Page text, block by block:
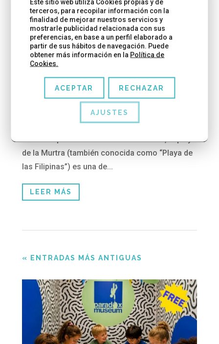
LA PLAYA DE LA MURTRA DE VILADECANS (LAS
FILIPINAS), PERFECTA PARA IR CON NIÑOS
Se acerca el fin de semana y nos apetece ir a la
playa en familia. En Viladecans, a dos pasos de
Barcelona, están algunas de nuestras playas
de la Murtra (también conocida como “Playa de
las Filipinas”) es una de...
LEER MÁS
« ENTRADAS MÁS ANTIGUAS
Este sitio web utiliza Cookies propias y de
terceros, para recopilar información con la
finalidad de mejorar nuestros servicios y
mostrarle publicidad relacionada con sus
preferencias, en base a un perfil elaborado a
partir de sus hábitos de navegación. Puede
obtener más información en la Política de
Cookies.
ACEPTAR RECHAZAR
AJUSTES